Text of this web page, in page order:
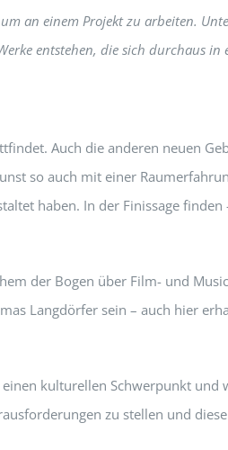
an einem Projekt zu arbeiten.
entstehen, die sich durchaus in
Auch die anderen neuen
so auch mit einer
haben. In der Finissage
der Bogen über Film- und
Langdörfer sein – auch hier
kulturellen Schwerpunkt
zu stellen und